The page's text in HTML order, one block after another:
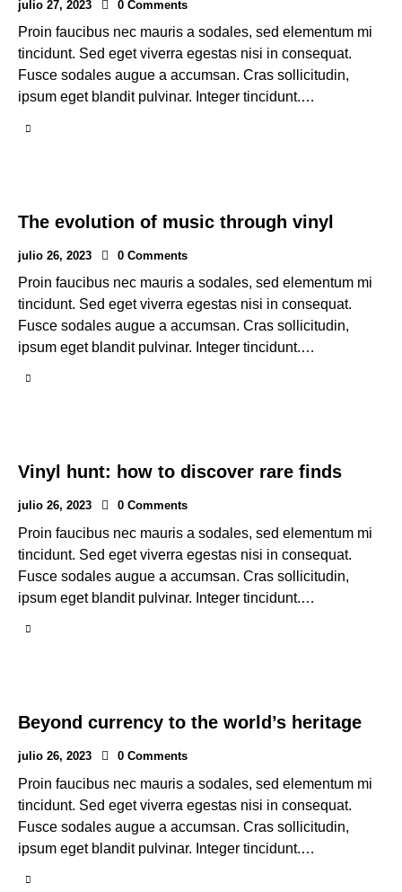
julio 27, 2023 0 Comments
Proin faucibus nec mauris a sodales, sed elementum mi
tincidunt. Sed eget viverra egestas nisi in consequat.
Fusce sodales augue a accumsan. Cras sollicitudin,
ipsum eget blandit pulvinar. Integer tincidunt.…
The evolution of music through vinyl
julio 26, 2023 0 Comments
Proin faucibus nec mauris a sodales, sed elementum mi
tincidunt. Sed eget viverra egestas nisi in consequat.
Fusce sodales augue a accumsan. Cras sollicitudin,
ipsum eget blandit pulvinar. Integer tincidunt.…
Vinyl hunt: how to discover rare finds
julio 26, 2023 0 Comments
Proin faucibus nec mauris a sodales, sed elementum mi
tincidunt. Sed eget viverra egestas nisi in consequat.
Fusce sodales augue a accumsan. Cras sollicitudin,
ipsum eget blandit pulvinar. Integer tincidunt.…
Beyond currency to the world’s heritage
julio 26, 2023 0 Comments
Proin faucibus nec mauris a sodales, sed elementum mi
tincidunt. Sed eget viverra egestas nisi in consequat.
Fusce sodales augue a accumsan. Cras sollicitudin,
ipsum eget blandit pulvinar. Integer tincidunt.…